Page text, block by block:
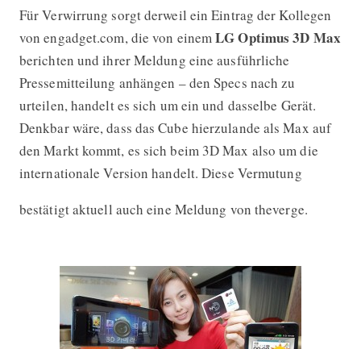
Für Verwirrung sorgt derweil ein Eintrag der Kollegen
von engadget.com, die von einemLG Optimus 3D Max
berichten und ihrer Meldung eine ausführliche
Pressemitteilung anhängen – den Specs nach zu
urteilen, handelt es sich um ein und dasselbe Gerät.
Denkbar wäre, dass das Cube hierzulande als Max auf
den Markt kommt, es sich beim 3D Max also um die
internationale Version handelt. Diese Vermutung
bestätigt aktuell auch eine Meldung von theverge.